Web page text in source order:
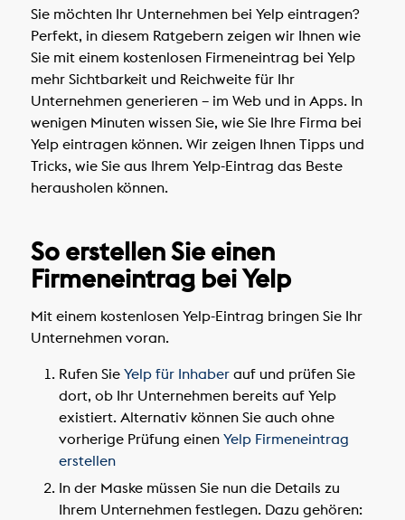
Sie möchten Ihr Unternehmen bei Yelp eintragen?
Perfekt, in diesem Ratgebern zeigen wir Ihnen wie
Sie mit einem kostenlosen Firmeneintrag bei Yelp
mehr Sichtbarkeit und Reichweite für Ihr
Unternehmen generieren – im Web und in Apps. In
wenigen Minuten wissen Sie, wie Sie Ihre Firma bei
Yelp eintragen können. Wir zeigen Ihnen Tipps und
Tricks, wie Sie aus Ihrem Yelp-Eintrag das Beste
herausholen können.
So erstellen Sie einen
Firmeneintrag bei Yelp
Mit einem kostenlosen Yelp-Eintrag bringen Sie Ihr
Unternehmen voran.
Rufen Sie Yelp für Inhaberauf und prüfen Sie
dort, ob Ihr Unternehmen bereits auf Yelp
existiert. Alternativ können Sie auch ohne
vorherige Prüfung einen Yelp Firmeneintrag
erstellen
In der Maske müssen Sie nun die Details zu
Ihrem Unternehmen festlegen. Dazu gehören: